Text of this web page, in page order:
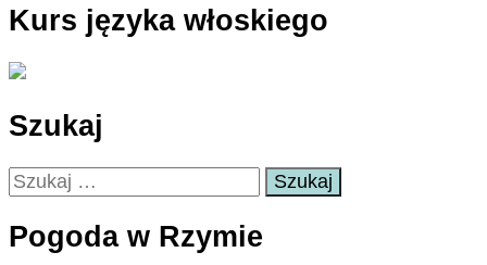
Kurs języka włoskiego
Szukaj
Szukaj:
Pogoda w Rzymie